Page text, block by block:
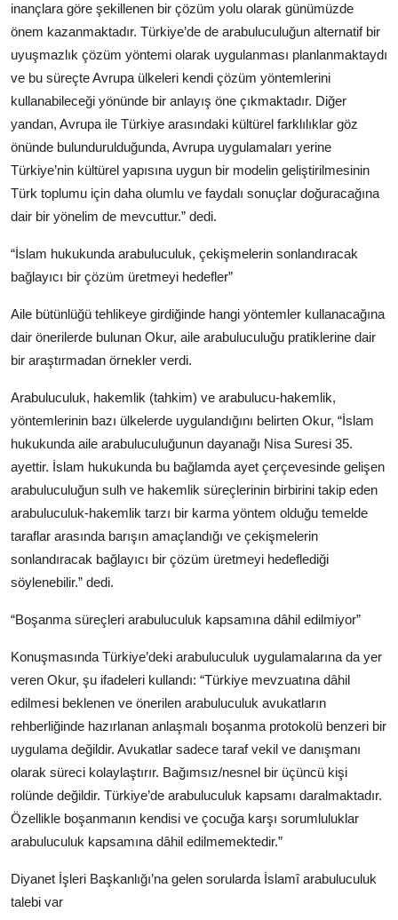
inançlara göre şekillenen bir çözüm yolu olarak günümüzde
önem kazanmaktadır. Türkiye’de de arabuluculuğun alternatif bir
uyuşmazlık çözüm yöntemi olarak uygulanması planlanmaktaydı
ve bu süreçte Avrupa ülkeleri kendi çözüm yöntemlerini
kullanabileceği yönünde bir anlayış öne çıkmaktadır. Diğer
yandan, Avrupa ile Türkiye arasındaki kültürel farklılıklar göz
önünde bulundurulduğunda, Avrupa uygulamaları yerine
Türkiye’nin kültürel yapısına uygun bir modelin geliştirilmesinin
Türk toplumu için daha olumlu ve faydalı sonuçlar doğuracağına
dair bir yönelim de mevcuttur.” dedi.
“İslam hukukunda arabuluculuk, çekişmelerin sonlandıracak
bağlayıcı bir çözüm üretmeyi hedefler”
Aile bütünlüğü tehlikeye girdiğinde hangi yöntemler kullanacağına
dair önerilerde bulunan Okur, aile arabuluculuğu pratiklerine dair
bir araştırmadan örnekler verdi.
Arabuluculuk, hakemlik (tahkim) ve arabulucu-hakemlik,
yöntemlerinin bazı ülkelerde uygulandığını belirten Okur, “İslam
hukukunda aile arabuluculuğunun dayanağı Nisa Suresi 35.
ayettir. İslam hukukunda bu bağlamda ayet çerçevesinde gelişen
arabuluculuğun sulh ve hakemlik süreçlerinin birbirini takip eden
arabuluculuk-hakemlik tarzı bir karma yöntem olduğu temelde
taraflar arasında barışın amaçlandığı ve çekişmelerin
sonlandıracak bağlayıcı bir çözüm üretmeyi hedeflediği
söylenebilir.” dedi.
“Boşanma süreçleri arabuluculuk kapsamına dâhil edilmiyor”
Konuşmasında Türkiye’deki arabuluculuk uygulamalarına da yer
veren Okur, şu ifadeleri kullandı: “Türkiye mevzuatına dâhil
edilmesi beklenen ve önerilen arabuluculuk avukatların
rehberliğinde hazırlanan anlaşmalı boşanma protokolü benzeri bir
uygulama değildir. Avukatlar sadece taraf vekil ve danışmanı
olarak süreci kolaylaştırır. Bağımsız/nesnel bir üçüncü kişi
rolünde değildir. Türkiye’de arabuluculuk kapsamı daralmaktadır.
Özellikle boşanmanın kendisi ve çocuğa karşı sorumluluklar
arabuluculuk kapsamına dâhil edilmemektedir.”
Diyanet İşleri Başkanlığı’na gelen sorularda İslamî arabuluculuk
talebi var